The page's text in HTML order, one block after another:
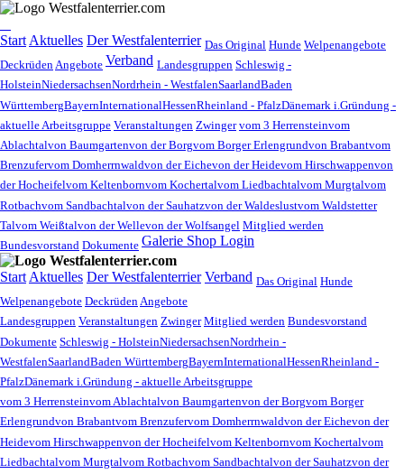
Start Aktuelles Der Westfalenterrier Das Original Hunde Welpenangebote
DeckrüdenAngebote Verband Landesgruppen Schleswig -
HolsteinNiedersachsenNordrhein - WestfalenSaarlandBaden
WürttembergBayernInternationalHessenRheinland - PfalzDänemark i.Gründung -
aktuelle Arbeitsgruppe Veranstaltungen Zwinger vom 3 Herrensteinvom
Ablachtalvon Baumgartenvon der Borgvom Borger Erlengrundvon Brabantvom
Brenzufervom Domherrnwaldvon der Eichevon der Heidevom Hirschwappenvon
der Hocheifelvom Keltenbornvom Kochertalvom Liedbachtalvom Murgtalvom
Rotbachvom Sandbachtalvon der Sauhatzvon der Waldeslustvom Waldstetter
Talvom Weißtalvon der Wellevon der Wolfsangel Mitglied werden
Bundesvorstand Dokumente Galerie Shop Login
Start Aktuelles Der Westfalenterrier Verband Das Original Hunde
Welpenangebote DeckrüdenAngebote
Landesgruppen Veranstaltungen Zwinger Mitglied werden Bundesvorstand
Dokumente Schleswig - HolsteinNiedersachsenNordrhein -
WestfalenSaarlandBaden WürttembergBayernInternationalHessenRheinland -
PfalzDänemark i.Gründung - aktuelle Arbeitsgruppe
vom 3 Herrensteinvom Ablachtalvon Baumgartenvon der Borgvom Borger
Erlengrundvon Brabantvom Brenzufervom Domherrnwaldvon der Eichevon der
Heidevom Hirschwappenvon der Hocheifelvom Keltenbornvom Kochertalvom
Liedbachtalvom Murgtalvom Rotbachvom Sandbachtalvon der Sauhatzvon der